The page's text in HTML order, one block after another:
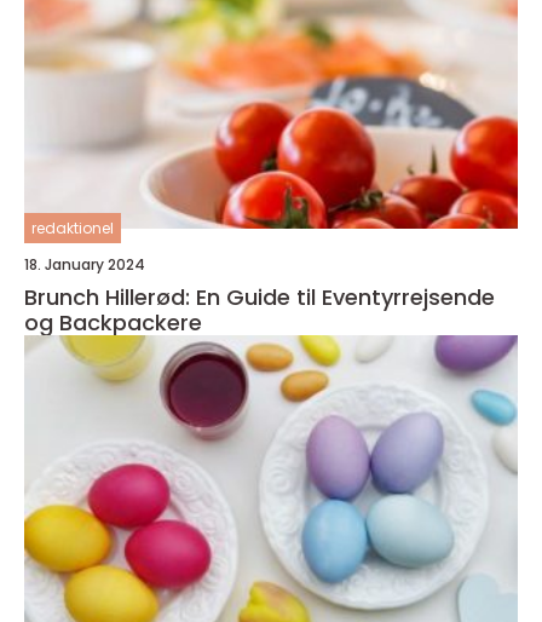
redaktionel
18. January 2024
Brunch Hillerød: En Guide til Eventyrrejsende
og Backpackere